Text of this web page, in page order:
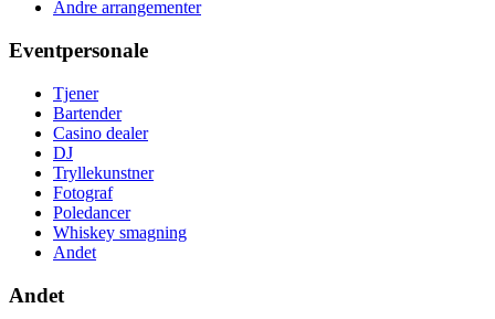
Andre arrangementer
Eventpersonale
Tjener
Bartender
Casino dealer
DJ
Tryllekunstner
Fotograf
Poledancer
Whiskey smagning
Andet
Andet